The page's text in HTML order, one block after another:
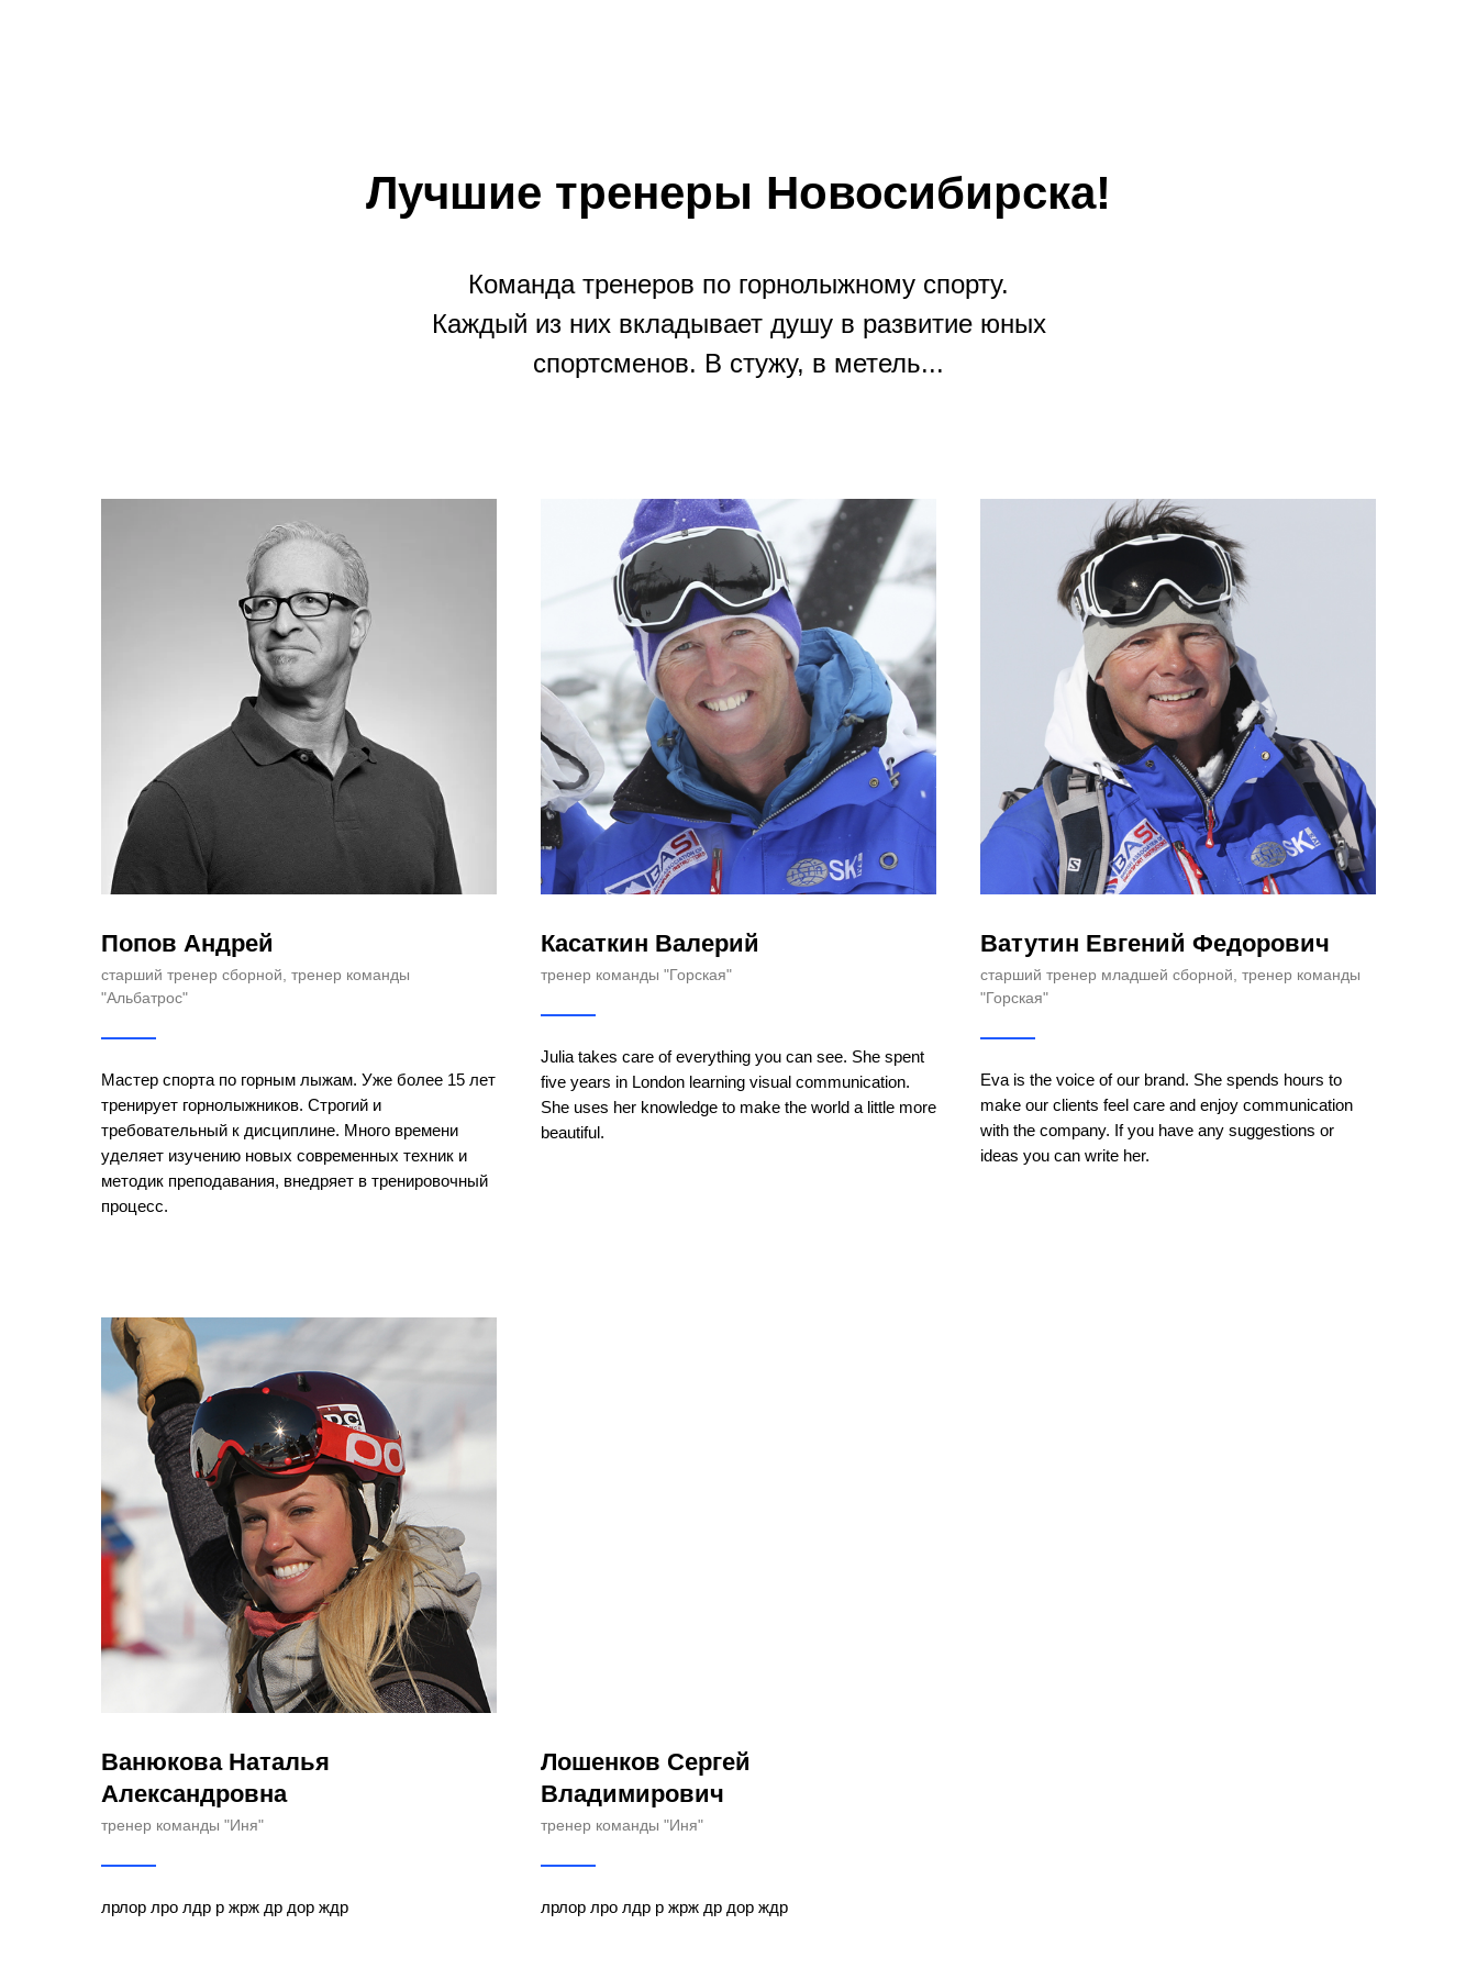
Лучшие тренеры Новосибирска!
Команда тренеров по горнолыжному спорту.
Каждый из них вкладывает душу в развитие юных
спортсменов. В стужу, в метель...
Попов Андрей
старший тренер сборной, тренер команды
"Альбатрос"
Мастер спорта по горным лыжам. Уже более 15 лет
тренирует горнолыжников. Строгий и
требовательный к дисциплине. Много времени
уделяет изучению новых современных техник и
методик преподавания, внедряет в тренировочный
процесс.
Касаткин Валерий
тренер команды "Горская"
Julia takes care of everything you can see. She spent
five years in London learning visual communication.
She uses her knowledge to make the world a little more
beautiful.
Ватутин Евгений Федорович
старший тренер младшей сборной, тренер команды
"Горская"
Eva is the voice of our brand. She spends hours to
make our clients feel care and enjoy communication
with the company. If you have any suggestions or
ideas you can write her.
Ванюкова Наталья
Александровна
тренер команды "Иня"
лрлор лро лдр р жрж др дор ждр
Лошенков Сергей
Владимирович
тренер команды "Иня"
лрлор лро лдр р жрж др дор ждр